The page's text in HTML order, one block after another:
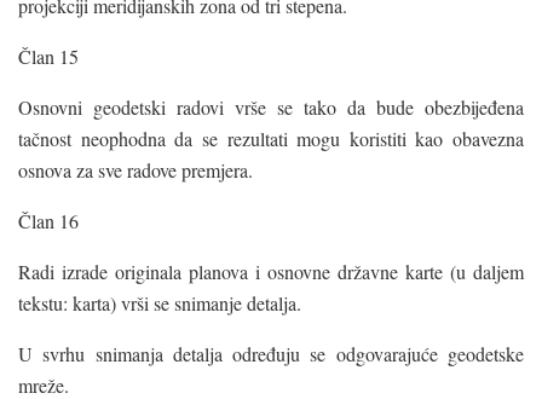
projekciji meridijanskih zona od tri stepena.
Član 15
Osnovni geodetski radovi vrše se tako da bude obezbijeđena
tačnost neophodna da se rezultati mogu koristiti kao obavezna
osnova za sve radove premjera.
Član 16
Radi izrade originala planova i osnovne državne karte (u daljem
tekstu: karta) vrši se snimanje detalja.
U svrhu snimanja detalja određuju se odgovarajuće geodetske
mreže.